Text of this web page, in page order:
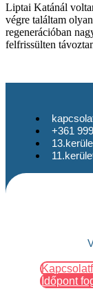
Liptai Katánál
végre találtam
regenerációban
felfrissülten
+361
Időpont